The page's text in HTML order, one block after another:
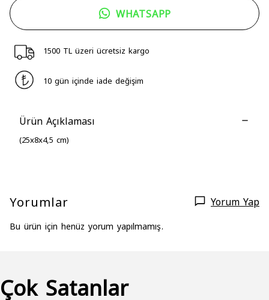
WHATSAPP
1500 TL üzeri ücretsiz kargo
10 gün içinde iade değişim
Ürün Açıklaması
(25x8x4,5 cm)
Yorumlar Yorum Yap
Bu ürün için henüz yorum yapılmamış.
Çok Satanlar